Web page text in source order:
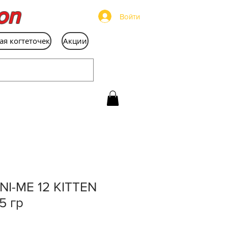
Войти
когтеточек Акции
ME 12 KITTEN
гр